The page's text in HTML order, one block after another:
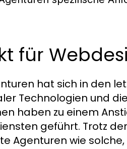
für
hat sich in den
Technologien und
haben zu einem
geführt. Trotz
Agenturen wie